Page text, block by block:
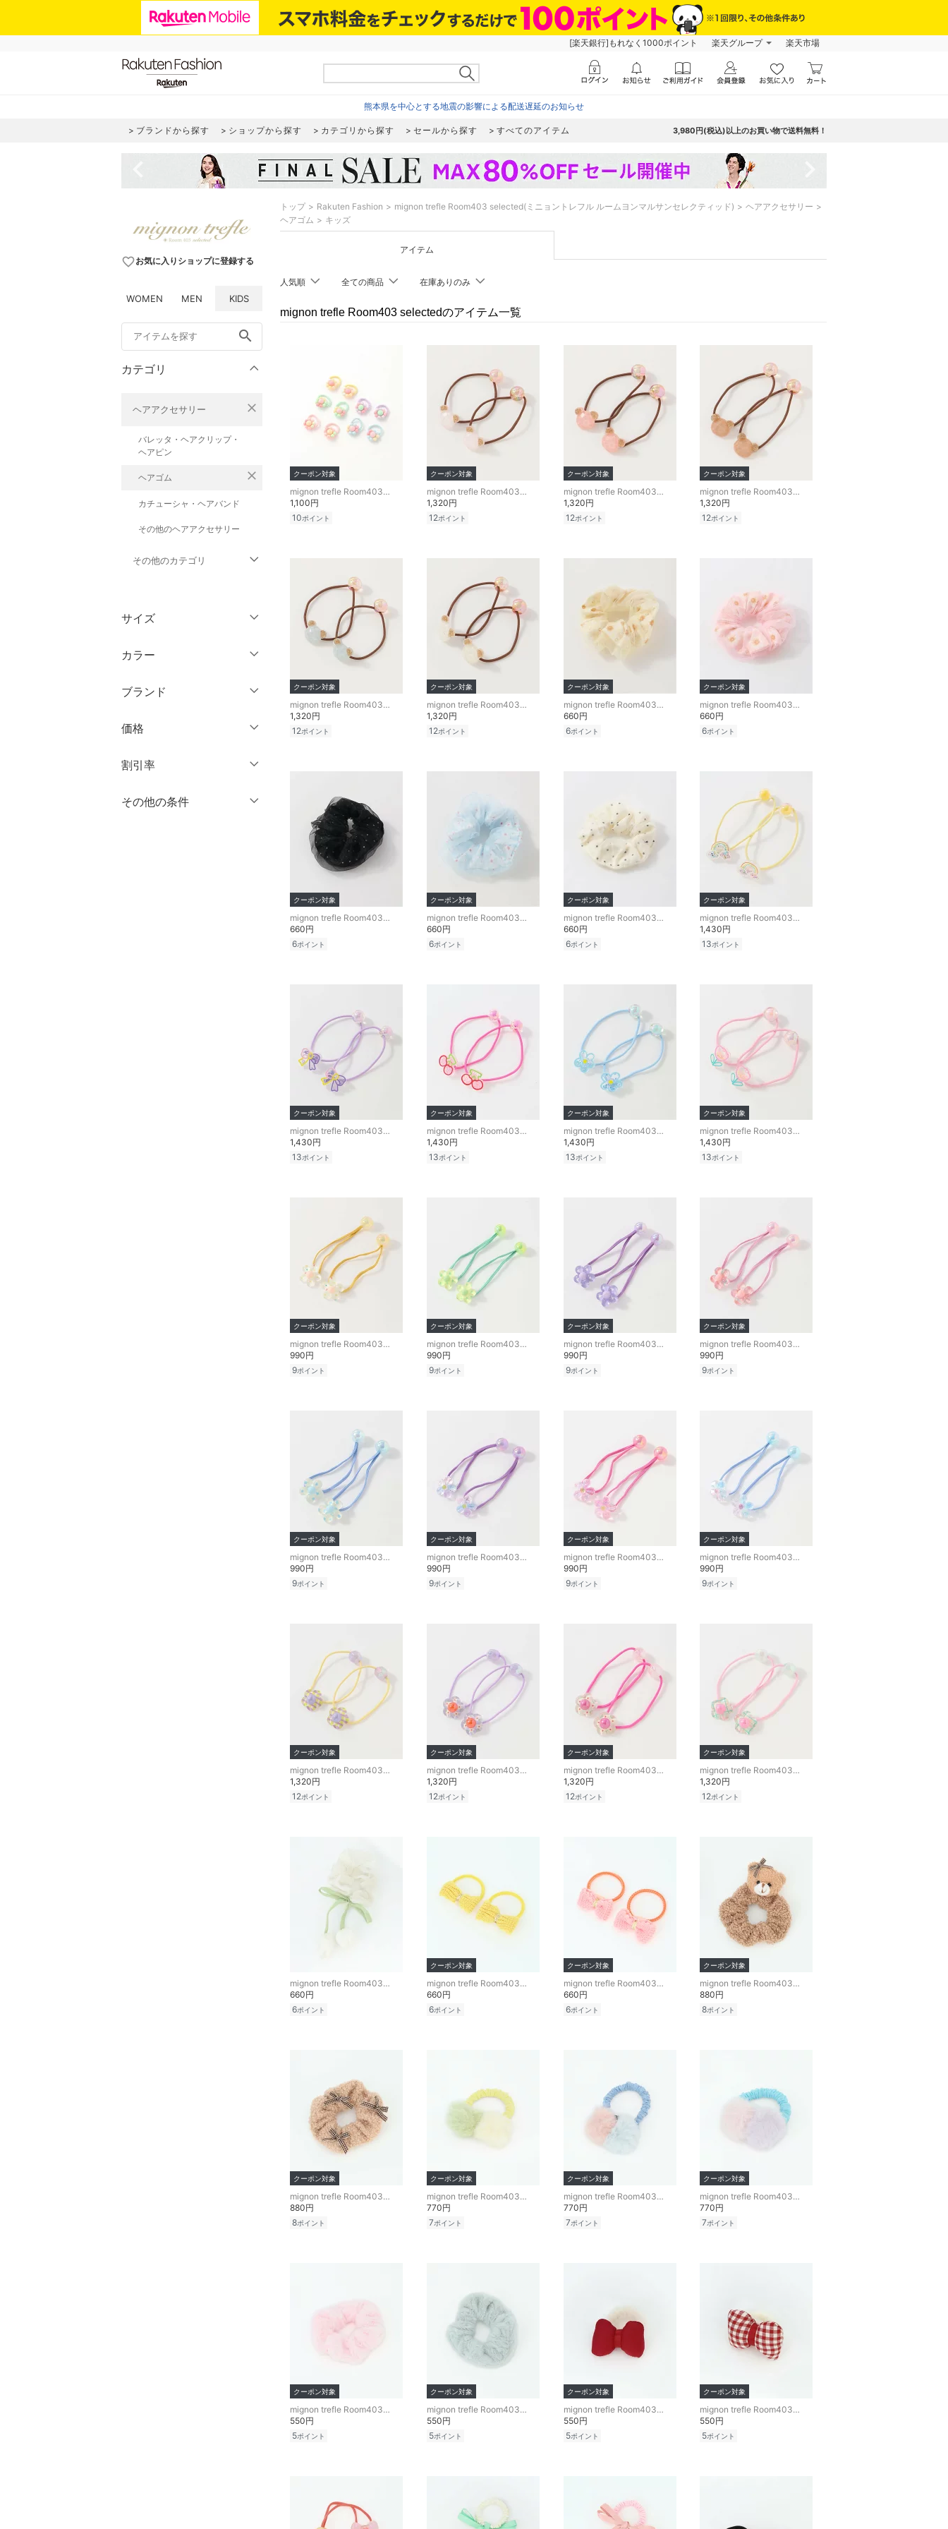
[楽天銀行]もれなく1000ポイント 楽天グループ 楽天市場
熊本県を中心とする地震の影響による配送遅延のお知らせ
ブランドから探す ショップから探す カテゴリから探す セールから探す すべてのアイテム 3,980円(税込)以上のお買い物で送料無料！
favorite_borderお気に入りショップに登録する
WOMEN MEN KIDS
search
カテゴリ
ヘアアクセサリー close
バレッタ・ヘアクリップ・
ヘアピン
ヘアゴム close
カチューシャ・ヘアバンド
その他のヘアアクセサリー
その他のカテゴリ
ジャケット・アウター
パンツ
ワンピース・ドレス
スカート
オールインワン・オーバ
ーオール
バッグ
サイズ
M
XL
カラー
クリア
ブランド
価格
絞り込み
割引率
％OFF～ ％OFF
その他の条件
トップ Rakuten Fashion mignon trefle Room403 selected(ミニョントレフル ルームヨンマルサンセレクティッド)
ヘアアクセサリー
ヘアゴム
キッズ
アイテム
人気順 全ての商品 在庫ありのみ
mignon trefle Room403 selectedのアイテム一覧
クーポン対象
mignon trefle Room403 selected
1,100円
10ポイント
クーポン対象
mignon trefle Room403 selected
1,320円
12ポイント
クーポン対象
mignon trefle Room403 selected
1,320円
12ポイント
クーポン対象
mignon trefle Room403 selected
1,320円
12ポイント
クーポン対象
mignon trefle Room403 selected
1,320円
12ポイント
クーポン対象
mignon trefle Room403 selected
1,320円
12ポイント
クーポン対象
mignon trefle Room403 selected
660円
6ポイント
クーポン対象
mignon trefle Room403 selected
660円
6ポイント
クーポン対象
mignon trefle Room403 selected
660円
6ポイント
クーポン対象
mignon trefle Room403 selected
660円
6ポイント
クーポン対象
mignon trefle Room403 selected
660円
6ポイント
クーポン対象
mignon trefle Room403 selected
1,430円
13ポイント
クーポン対象
mignon trefle Room403 selected
1,430円
13ポイント
クーポン対象
mignon trefle Room403 selected
1,430円
13ポイント
クーポン対象
mignon trefle Room403 selected
1,430円
13ポイント
クーポン対象
mignon trefle Room403 selected
1,430円
13ポイント
クーポン対象
mignon trefle Room403 selected
990円
9ポイント
クーポン対象
mignon trefle Room403 selected
990円
9ポイント
クーポン対象
mignon trefle Room403 selected
990円
9ポイント
クーポン対象
mignon trefle Room403 selected
990円
9ポイント
クーポン対象
mignon trefle Room403 selected
990円
9ポイント
クーポン対象
mignon trefle Room403 selected
990円
9ポイント
クーポン対象
mignon trefle Room403 selected
990円
9ポイント
クーポン対象
mignon trefle Room403 selected
990円
9ポイント
クーポン対象
mignon trefle Room403 selected
1,320円
12ポイント
クーポン対象
mignon trefle Room403 selected
1,320円
12ポイント
クーポン対象
mignon trefle Room403 selected
1,320円
12ポイント
クーポン対象
mignon trefle Room403 selected
1,320円
12ポイント
mignon trefle Room403 selected
660円
6ポイント
クーポン対象
mignon trefle Room403 selected
660円
6ポイント
クーポン対象
mignon trefle Room403 selected
660円
6ポイント
クーポン対象
mignon trefle Room403 selected
880円
8ポイント
クーポン対象
mignon trefle Room403 selected
880円
8ポイント
クーポン対象
mignon trefle Room403 selected
770円
7ポイント
クーポン対象
mignon trefle Room403 selected
770円
7ポイント
クーポン対象
mignon trefle Room403 selected
770円
7ポイント
クーポン対象
mignon trefle Room403 selected
550円
5ポイント
クーポン対象
mignon trefle Room403 selected
550円
5ポイント
クーポン対象
mignon trefle Room403 selected
550円
5ポイント
クーポン対象
mignon trefle Room403 selected
550円
5ポイント